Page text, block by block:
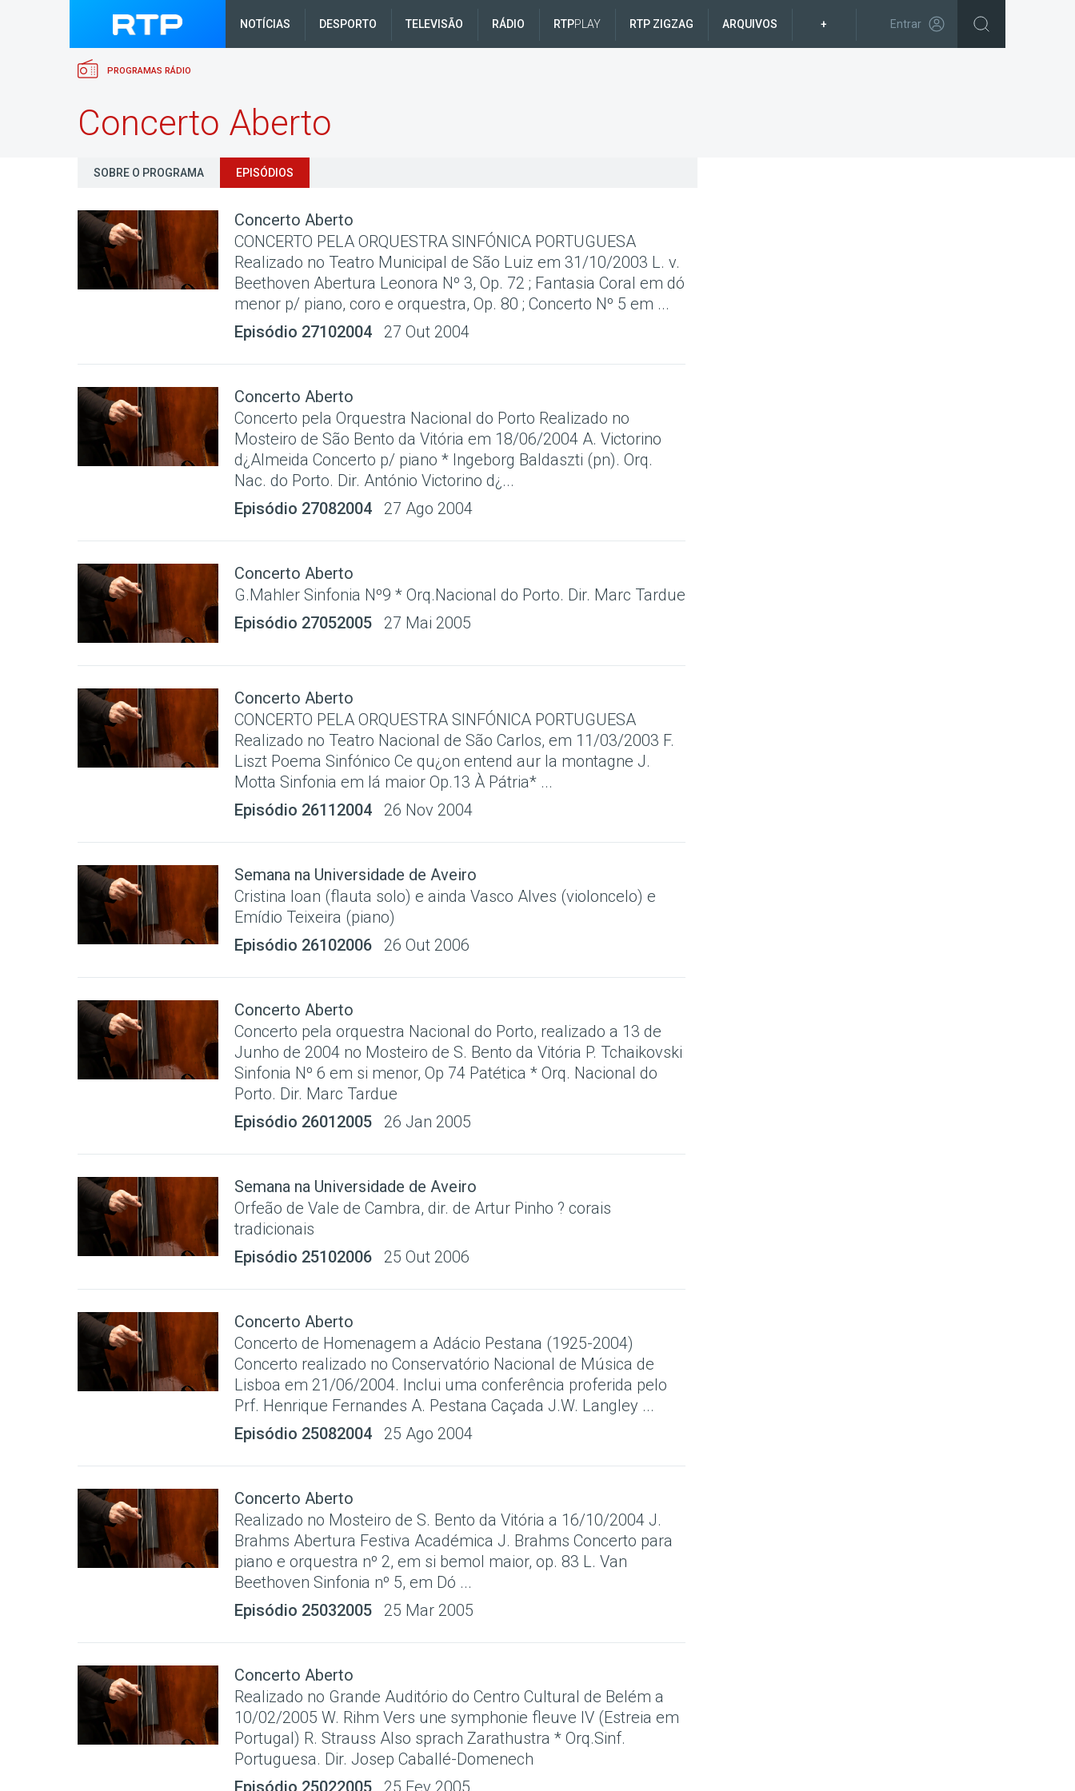
NOTÍCIAS DESPORTO TELEVISÃO RÁDIO RTPPLAY RTP ZIGZAG ARQUIVOS + Entrar
PROGRAMAS RÁDIO
Concerto Aberto
SOBRE O PROGRAMA EPISÓDIOS
Concerto Aberto
CONCERTO PELA ORQUESTRA SINFÓNICA PORTUGUESA
Realizado no Teatro Municipal de São Luiz em 31/10/2003 L. v.
Beethoven Abertura Leonora Nº 3, Op. 72 ; Fantasia Coral em dó
menor p/ piano, coro e orquestra, Op. 80 ; Concerto Nº 5 em ...
Episódio 27102004
27 Out 2004
Concerto Aberto
Concerto pela Orquestra Nacional do Porto Realizado no
Mosteiro de São Bento da Vitória em 18/06/2004 A. Victorino
d¿Almeida Concerto p/ piano * Ingeborg Baldaszti (pn). Orq.
Nac. do Porto. Dir. António Victorino d¿...
Episódio 27082004
27 Ago 2004
Concerto Aberto
G.Mahler Sinfonia Nº9 * Orq.Nacional do Porto. Dir. Marc Tardue
Episódio 27052005
27 Mai 2005
Concerto Aberto
CONCERTO PELA ORQUESTRA SINFÓNICA PORTUGUESA
Realizado no Teatro Nacional de São Carlos, em 11/03/2003 F.
Liszt Poema Sinfónico Ce qu¿on entend aur la montagne J.
Motta Sinfonia em lá maior Op.13 À Pátria* ...
Episódio 26112004
26 Nov 2004
Semana na Universidade de Aveiro
Cristina Ioan (flauta solo) e ainda Vasco Alves (violoncelo) e
Emídio Teixeira (piano)
Episódio 26102006
26 Out 2006
Concerto Aberto
Concerto pela orquestra Nacional do Porto, realizado a 13 de
Junho de 2004 no Mosteiro de S. Bento da Vitória P. Tchaikovski
Sinfonia Nº 6 em si menor, Op 74 Patética * Orq. Nacional do
Porto. Dir. Marc Tardue
Episódio 26012005
26 Jan 2005
Semana na Universidade de Aveiro
Orfeão de Vale de Cambra, dir. de Artur Pinho ? corais
tradicionais
Episódio 25102006
25 Out 2006
Concerto Aberto
Concerto de Homenagem a Adácio Pestana (1925-2004)
Concerto realizado no Conservatório Nacional de Música de
Lisboa em 21/06/2004. Inclui uma conferência proferida pelo
Prf. Henrique Fernandes A. Pestana Caçada J.W. Langley ...
Episódio 25082004
25 Ago 2004
Concerto Aberto
Realizado no Mosteiro de S. Bento da Vitória a 16/10/2004 J.
Brahms Abertura Festiva Académica J. Brahms Concerto para
piano e orquestra nº 2, em si bemol maior, op. 83 L. Van
Beethoven Sinfonia nº 5, em Dó ...
Episódio 25032005
25 Mar 2005
Concerto Aberto
Realizado no Grande Auditório do Centro Cultural de Belém a
10/02/2005 W. Rihm Vers une symphonie fleuve IV (Estreia em
Portugal) R. Strauss Also sprach Zarathustra * Orq.Sinf.
Portuguesa. Dir. Josep Caballé-Domenech
Episódio 25022005
25 Fev 2005